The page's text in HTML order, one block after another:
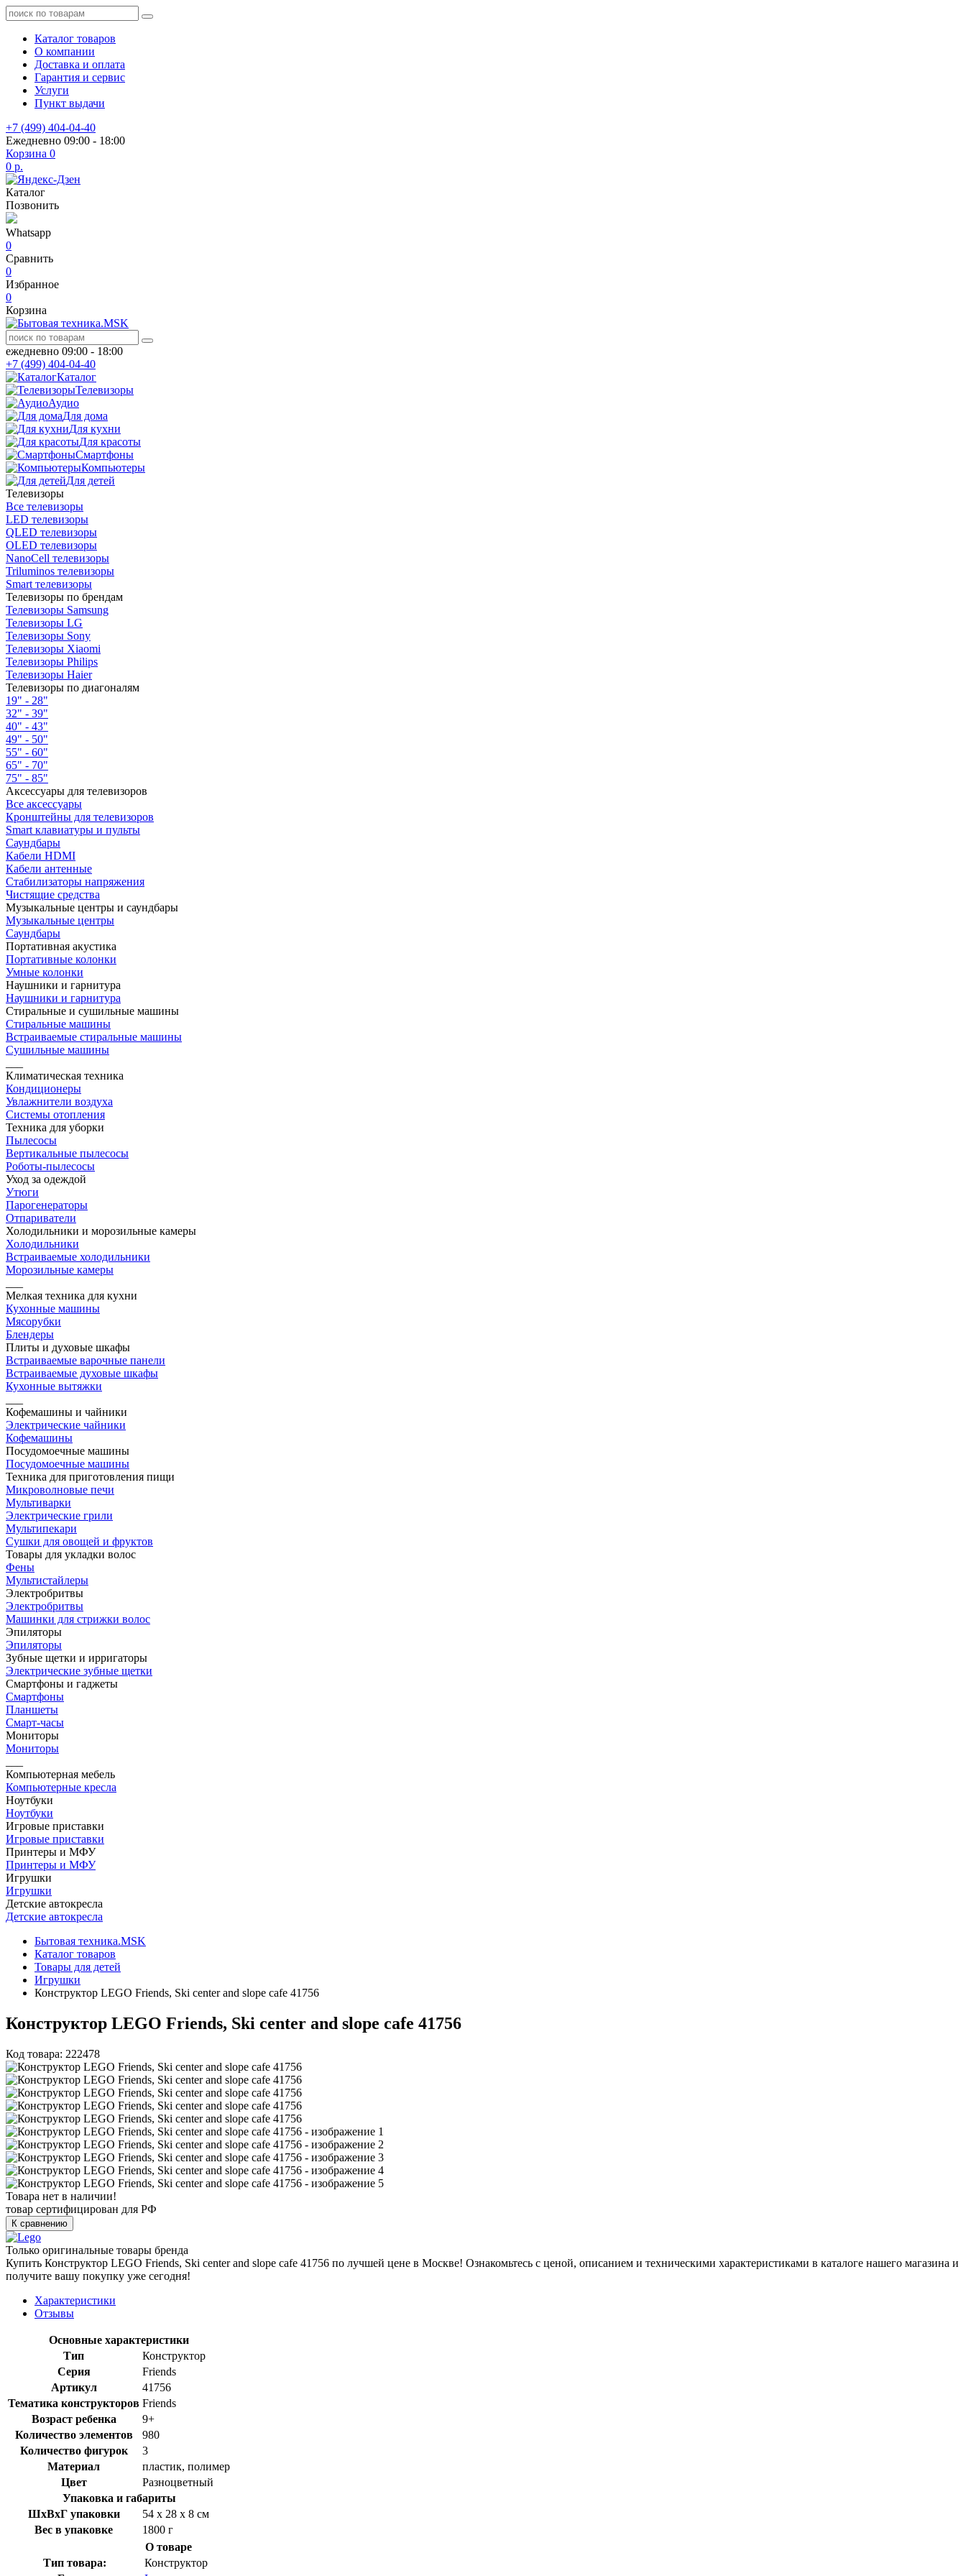
Каталог товаров
О компании
Доставка и оплата
Гарантия и сервис
Услуги
Пункт выдачи
+7 (499) 404-04-40
Ежедневно 09:00 - 18:00
Корзина 0
0 р.
Каталог
Позвонить
Whatsapp
0
Сравнить
0
Избранное
0
Корзина
ежедневно 09:00 - 18:00
+7 (499) 404-04-40
Каталог
Телевизоры
Аудио
Для дома
Для кухни
Для красоты
Смартфоны
Компьютеры
Для детей
Телевизоры
Все телевизоры
LED телевизоры
QLED телевизоры
OLED телевизоры
NanoCell телевизоры
Triluminos телевизоры
Smart телевизоры
Телевизоры по брендам
Телевизоры Samsung
Телевизоры LG
Телевизоры Sony
Телевизоры Xiaomi
Телевизоры Philips
Телевизоры Haier
Телевизоры по диагоналям
19" - 28"
32" - 39"
40" - 43"
49" - 50"
55" - 60"
65" - 70"
75" - 85"
Аксессуары для телевизоров
Все аксессуары
Кронштейны для телевизоров
Smart клавиатуры и пульты
Саундбары
Кабели HDMI
Кабели антенные
Стабилизаторы напряжения
Чистящие средства
Музыкальные центры и саундбары
Музыкальные центры
Саундбары
Портативная акустика
Портативные колонки
Умные колонки
Наушники и гарнитура
Наушники и гарнитура
Стиральные и сушильные машины
Стиральные машины
Встраиваемые стиральные машины
Сушильные машины
Климатическая техника
Кондиционеры
Увлажнители воздуха
Системы отопления
Техника для уборки
Пылесосы
Вертикальные пылесосы
Роботы-пылесосы
Уход за одеждой
Утюги
Парогенераторы
Отпариватели
Холодильники и морозильные камеры
Холодильники
Встраиваемые холодильники
Морозильные камеры
Мелкая техника для кухни
Кухонные машины
Мясорубки
Блендеры
Плиты и духовые шкафы
Встраиваемые варочные панели
Встраиваемые духовые шкафы
Кухонные вытяжки
Кофемашины и чайники
Электрические чайники
Кофемашины
Посудомоечные машины
Посудомоечные машины
Техника для приготовления пищи
Микроволновые печи
Мультиварки
Электрические грили
Мультипекари
Сушки для овощей и фруктов
Товары для укладки волос
Фены
Мультистайлеры
Электробритвы
Электробритвы
Машинки для стрижки волос
Эпиляторы
Эпиляторы
Зубные щетки и ирригаторы
Электрические зубные щетки
Смартфоны и гаджеты
Смартфоны
Планшеты
Смарт-часы
Мониторы
Мониторы
Компьютерная мебель
Компьютерные кресла
Ноутбуки
Ноутбуки
Игровые приставки
Игровые приставки
Принтеры и МФУ
Принтеры и МФУ
Игрушки
Игрушки
Детские автокресла
Детские автокресла
Бытовая техника.MSK
Каталог товаров
Товары для детей
Игрушки
Конструктор LEGO Friends, Ski center and slope cafe 41756
Конструктор LEGO Friends, Ski center and slope cafe 41756
Код товара: 222478
Товара нет в наличии!
товар сертифицирован для РФ
К сравнению
Только оригинальные товары бренда
Купить Конструктор LEGO Friends, Ski center and slope cafe 41756 по лучшей цене в Москве! Ознакомьтесь с ценой, описанием и техническими характеристиками в каталоге нашего магазина и
получите вашу покупку уже сегодня!
Характеристики
Отзывы
Основные характеристики
Тип
Конструктор
Серия
Friends
Артикул
41756
Тематика конструкторов Friends
Возраст ребенка
9+
Количество элементов
980
Количество фигурок
3
Материал
пластик, полимер
Цвет
Разноцветный
Упаковка и габариты
ШхВхГ упаковки
54 х 28 х 8 см
Вес в упаковке
1800 г
О товаре
Тип товара:
Конструктор